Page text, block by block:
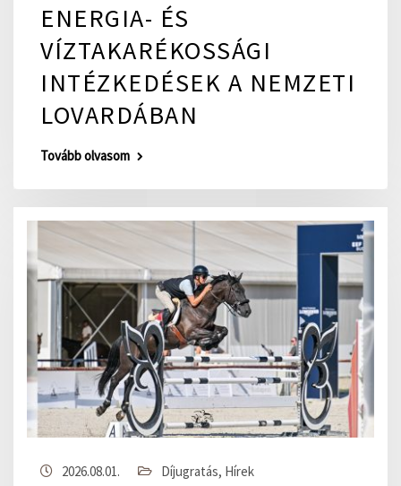
ENERGIA- ÉS
VÍZTAKARÉKOSSÁGI
INTÉZKEDÉSEK A NEMZETI
LOVARDÁBAN
Tovább olvasom
2026.08.01. Díjugratás, Hírek